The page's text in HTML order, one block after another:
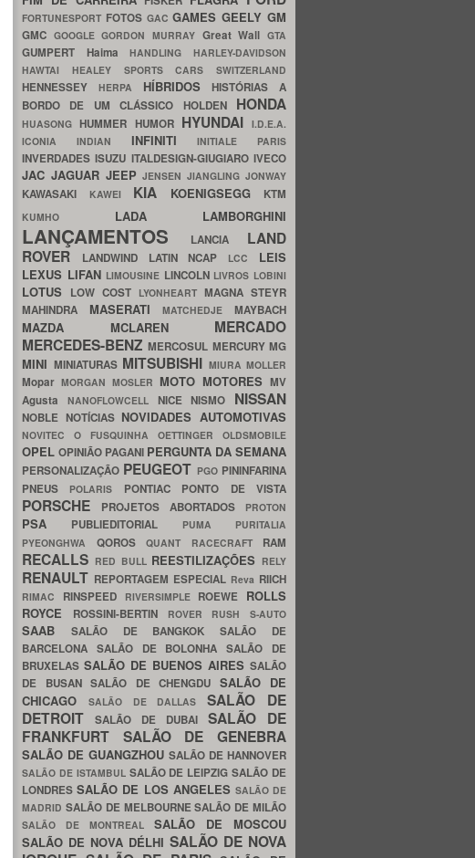
FORTUNESPORT FOTOS GACGAMESGEELYGM
GMC GOOGLEGORDON MURRAY Great WallGTA
GUMPERT HaimaHANDLINGHARLEY-DAVIDSON
HAWTAI HEALEY SPORTS CARS SWITZERLAND
HENNESSEY HERPA HÍBRIDOSHISTÓRIAS A
BORDO DE UM CLÁSSICO HOLDEN HONDA
HUASONGHUMMER HUMOR HYUNDAI I.D.E.A.
ICONIA INDIAN INFINITIINITIALE PARIS
INVERDADESISUZU ITALDESIGN-GIUGIAROIVECO
JAC JAGUAR JEEPJENSENJIANGLINGJONWAY
KAWASAKI KAWEI KIA KOENIGSEGG KTM
KUMHO LADA LAMBORGHINI
LANÇAMENTOS LANCIA LAND
ROVER
LANDWIND LATIN NCAP LCC LEIS
LEXUS LIFAN LIMOUSINE LINCOLN LIVROS LOBINI
LOTUS LOW COST LYONHEART MAGNA STEYR
MAHINDRA MASERATIMATCHEDJEMAYBACH
MAZDA MCLAREN MERCADO
MERCEDES-BENZMERCOSUL MERCURYMG
MINI MINIATURAS MITSUBISHI MIURA MOLLER
Mopar MORGAN MOSLER MOTO MOTORES MV
Agusta NANOFLOWCELL NICENISMO NISSAN
NOBLE NOTÍCIAS NOVIDADES AUTOMOTIVAS
NOVITEC O FUSQUINHA OETTINGER OLDSMOBILE
OPEL OPINIÃO PAGANI PERGUNTA DA SEMANA
PERSONALIZAÇÃO PEUGEOT PGO PININFARINA
PNEUS
POLARIS PONTIAC PONTO DE VISTA
PORSCHE PROJETOS ABORTADOS PROTON
PSA PUBLIEDITORIAL PUMA PURITALIA
PYEONGHWA QOROS QUANT RACECRAFT RAM
RECALLS RED BULL REESTILIZAÇÕES RELY
RENAULT REPORTAGEM ESPECIAL Reva RIICH
RIMAC RINSPEED RIVERSIMPLE ROEWE ROLLS
ROYCE
ROSSINI-BERTIN ROVER RUSH S-AUTO
SAAB SALÃO DE BANGKOKSALÃO DE
BARCELONA SALÃO DE BOLONHASALÃO DE
BRUXELAS SALÃO DE BUENOS AIRES SALÃO
DE BUSAN SALÃO DE CHENGDU SALÃO DE
CHICAGO
SALÃO DE DALLASSALÃO DE
DETROIT
SALÃO DE DUBAI SALÃO DE
FRANKFURT SALÃO DE GENEBRA
SALÃO DE GUANGZHOU SALÃO DE HANNOVER
SALÃO DE ISTAMBUL SALÃO DE LEIPZIGSALÃO DE
LONDRESSALÃO DE LOS ANGELES SALÃO DE
MADRID SALÃO DE MELBOURNESALÃO DE MILÃO
SALÃO DE MONTREAL SALÃO DE MOSCOU
SALÃO DE NOVA DÉLHI SALÃO DE NOVA